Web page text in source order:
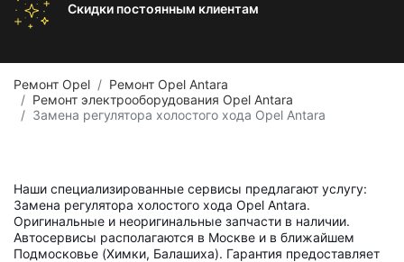
Скидки постоянным клиентам
Ремонт Opel
Ремонт Opel Antara
Ремонт электрооборудования Opel Antara
Замена регулятора холостого хода Opel Antara
Наши специализированные сервисы предлагают услугу:
Замена регулятора холостого хода Opel Antara.
Оригинальные и неоригинальные запчасти в наличии.
Автосервисы располагаются в Москве и в ближайшем
Подмосковье (Химки, Балашиха). Гарантия предоставляет